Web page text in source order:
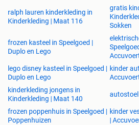
ralph lauren kinderkleding in
Kinderkleding | Maat 116
gratis
Sokken
frozen kasteel in Speelgoed |
Duplo en Lego
lego disney kasteel in Speelgoed |
Duplo en Lego
kinder
kinderkleding jongens in
Kinderkleding | Maat 140
frozen poppenhuis in Speelgoed |
Poppenhuizen
kinder
|